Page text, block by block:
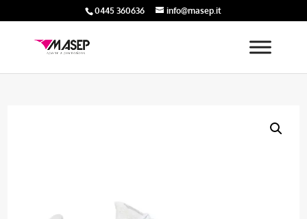
0445 360636 info@masep.it